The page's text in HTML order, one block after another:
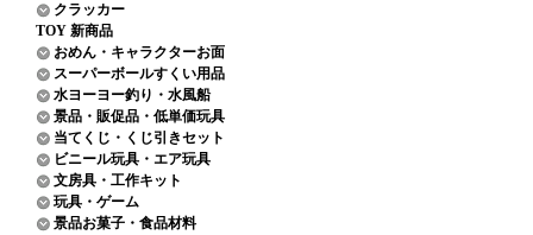
クラッカー
TOY 新商品
おめん・キャラクターお面
スーパーボールすくい用品
水ヨーヨー釣り・水風船
景品・販促品・低単価玩具
当てくじ・くじ引きセット
ビニール玩具・エア玩具
文房具・工作キット
玩具・ゲーム
景品お菓子・食品材料